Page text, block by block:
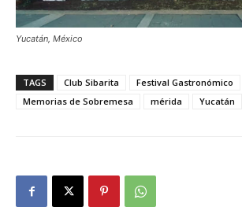
Yucatán, México
TAGS Club Sibarita
Festival Gastronómico
Memorias de Sobremesa
mérida Yucatán